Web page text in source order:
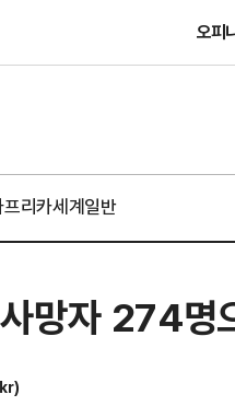
오피
리카세계일반
망자 274